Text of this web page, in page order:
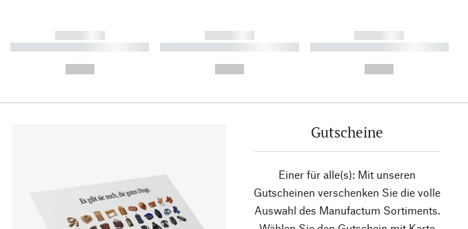
------------
----------- ----------- ----------
------------
----------- ----------- ----------
------------
----------- ----------- ----------
Gutscheine
Einer für alle(s): Mit unseren
Gutscheinen verschenken Sie die volle
Auswahl des Manufactum Sortiments.